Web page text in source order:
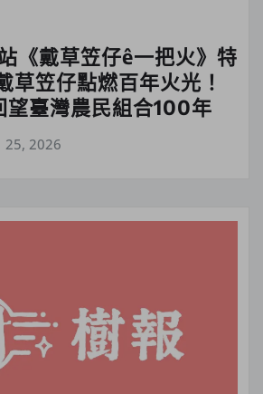
《戴草笠仔ê一把火》特
草笠仔點燃百年火光！
望臺灣農民組合100年
25, 2026